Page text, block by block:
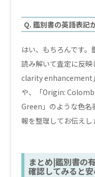
Q. 鑑別書の英語表記
はい、もちろんです
読み解いて査定に反
clarity enhancement
や、「Origin:
Green」のような色名
報を整理してお伝えし
まとめ|鑑別書の
確認してみると